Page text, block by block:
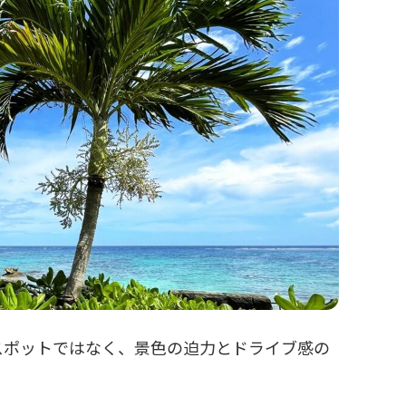
ットではなく、景色の迫力とドライブ感の